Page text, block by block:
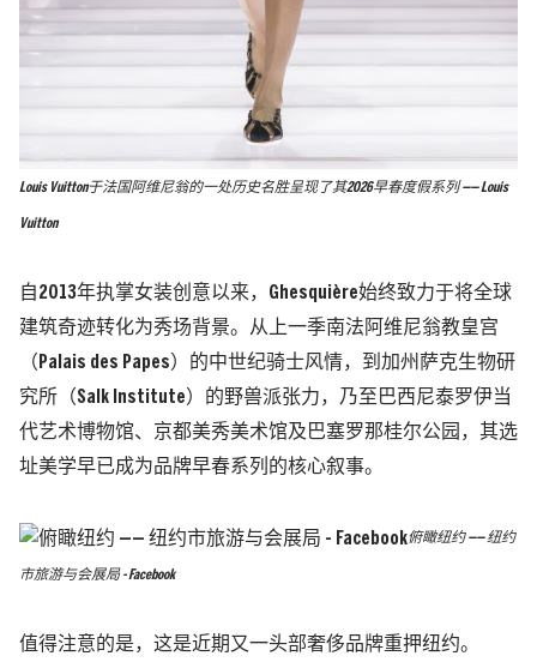
Louis Vuitton于法国阿维尼翁的一处历史名胜呈现了其2026早春度假系列 —— Louis
Vuitton
自2013年执掌女装创意以来，Ghesquière始终致力于将全球
建筑奇迹转化为秀场背景。从上一季南法阿维尼翁教皇宫
（Palais des Papes）的中世纪骑士风情，到加州萨克生物研
究所（Salk Institute）的野兽派张力，乃至巴西尼泰罗伊当
代艺术博物馆、京都美秀美术馆及巴塞罗那桂尔公园，其选
址美学早已成为品牌早春系列的核心叙事。
俯瞰纽约 —— 纽约
市旅游与会展局 - Facebook
值得注意的是，这是近期又一头部奢侈品牌重押纽约。